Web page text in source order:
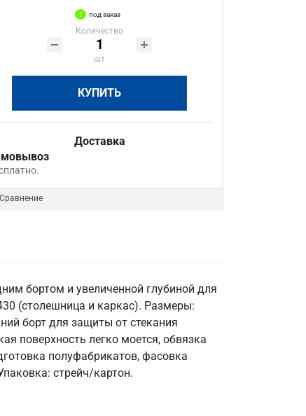
под заказ
Количество
шт
КУПИТЬ
Доставка
Сравнение
бортом и увеличенной глубиной для
(столешница и каркас). Размеры:
борт для защиты от стекания
поверхность легко моется, обвязка
полуфабрикатов, фасовка
стрейч/картон.